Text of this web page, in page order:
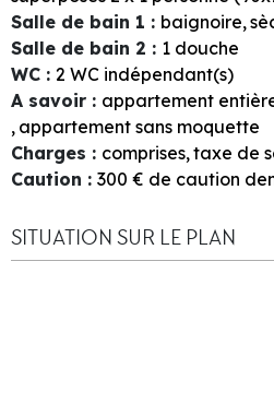
Salle de bain 1 : baignoire
Salle de bain 2 : 1 douche
WC : 2 WC indépendant(s)
A savoir : appartement
appartement sans moquette
Charges : comprises taxe de
Caution : 300 € de caution
SITUATION SUR LE PLAN